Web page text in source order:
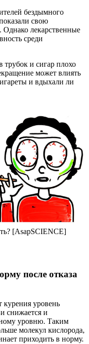
бездымного
свою
Однако лекарственные
среди
трубок и сигар плохо
может влиять
и вдыхали ли
[AsapSCIENCE]
после отказа
курения уровень
снижается и
уровню. Таким
молекул кислорода,
приходить в норму.